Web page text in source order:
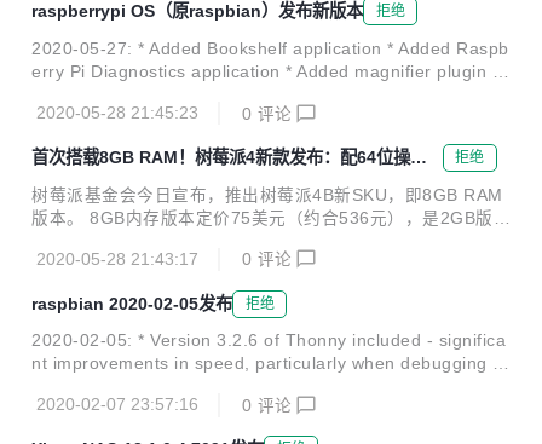
m USB devi...
raspberrypi OS（原raspbian）发布新版本 拒绝
2020-05-27: * Added Bookshelf application * Added Raspb
erry Pi Diagnostics application * Added magnifier plugin to
mmended Software to enable * Added Magnifier applicatio
naire as in...
2020-05-28 21:45:23 0 评论
首次搭载8GB RAM！树莓派4新款发布：配64位操作
系统
拒绝
树莓派基金会今日宣布，推出树莓派4B新SKU，即8GB RAM
版本。 8GB内存版本定价75美元（约合536元），是2GB版本
充分利用8GB RAM，树莓派还开发了基于Debian的64位专用
操作系统，毕竟目前的Raspbian仅为32位。 图为美光LPDDR
4颗粒，树莓派4B所用 其它方面，8GB版本和4GB/2GB的配
置完全一致。 有趣的是，TMHW对树莓派4B 8GB版本的测试
显示，Web性能、7zip压缩、APP打开速度等方面，8GB对比
4GB甚至不增反减。 另外，在32位系统中，可用RAM为7.8G
B，64位系统缩减到了7....
2020-05-28 21:43:17 0 评论
raspbian 2020-02-05发布 拒绝
2020-02-05: * Version 3.2.6 of Thonny included - significa
nt improvements in speed, particularly when debugging *
age" and "display sprite" blocks to SenseHAT extension, a
nd loading of files from command line * Version 32.0.0.31
2020-02-07 23:57:16 0 评论